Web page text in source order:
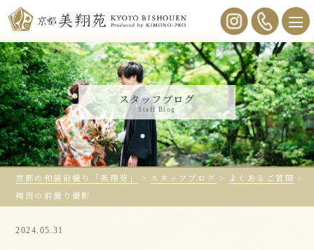
スタッフブログ
Staff Blog
京都の和装前撮り「美翔苑」 > スタッフブログ > よくあるご質問 >
梅雨の前撮り撮影
2024.05.31